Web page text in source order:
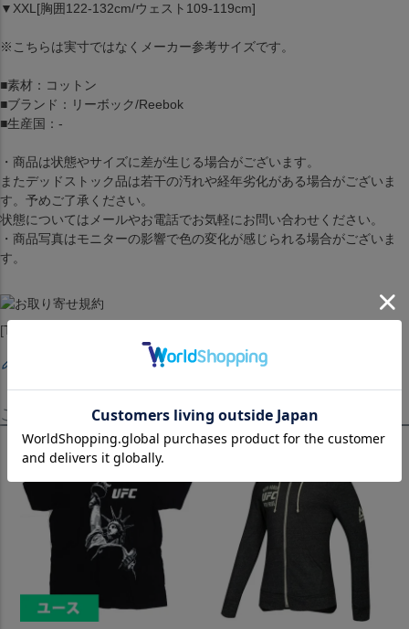
▼XXL[胸囲122-132cm/ウェスト109-119cm]
※こちらは実寸ではなくメーカー参考サイズです。
■素材：コットン
■ブランド：リーボック/Reebok
■生産国：-
・商品は状態やサイズに差が生じる場合がございます。
またデッドストック品は若干の汚れや経年劣化がある場合がございま
す。予めご了承ください。
状態についてはメールやお電話でお気軽にお問い合わせください。
・商品写真はモニターの影響で色の変化が感じられる場合がございま
す。
[Tシャツ][トップス][Fan Gear Official Logo T-Shirt ][Black]
この商品を見たお客様はこちらも見ています！